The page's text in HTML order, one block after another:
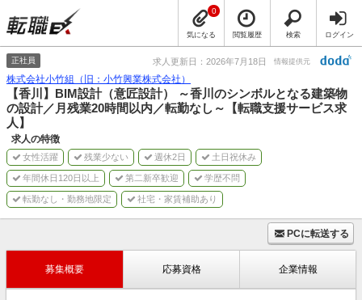
気になる
0
閲覧履歴 検索 ログイン
正社員 求人更新日：2026年7月18日 情報提供元
株式会社小竹組（旧：小竹興業株式会社）
【香川】BIM設計（意匠設計） ～香川のシンボルとなる建築物
の設計／月残業20時間以内／転勤なし～【転職支援サービス求
人】
求人の特徴
女性活躍 残業少ない 週休2日 土日祝休み
年間休日120日以上 第二新卒歓迎 学歴不問
転勤なし・勤務地限定 社宅・家賃補助あり
PCに転送する
募集概要 応募資格 企業情報